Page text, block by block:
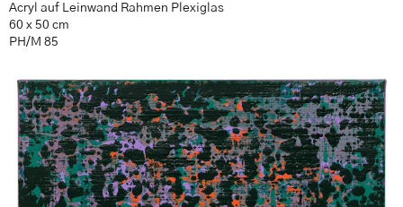
Acryl auf Leinwand Rahmen Plexiglas
60 x 50 cm
PH/M 85